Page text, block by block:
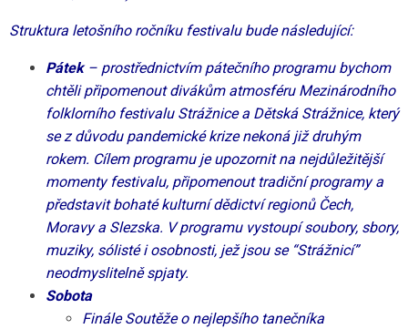
Struktura letošního ročníku festivalu bude následující:
Pátek – prostřednictvím pátečního programu bychom
chtěli připomenout divákům atmosféru Mezinárodního
folklorního festivalu Strážnice a Dětská Strážnice, který
se z důvodu pandemické krize nekoná již druhým
rokem. Cílem programu je upozornit na nejdůležitější
momenty festivalu, připomenout tradiční programy a
představit bohaté kulturní dědictví regionů Čech,
Moravy a Slezska. V programu vystoupí soubory, sbory,
muziky, sólisté i osobnosti, jež jsou se “Strážnicí”
neodmyslitelně spjaty.
Sobota
Finále Soutěže o nejlepšího tanečníka